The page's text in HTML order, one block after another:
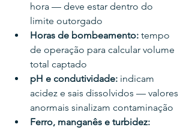
hora — deve estar dentro do
limite outorgado
Horas de bombeamento: tempo
de operação para calcular volume
total captado
pH e condutividade: indicam
acidez e sais dissolvidos — valores
anormais sinalizam contaminação
Ferro, manganês e turbidez: